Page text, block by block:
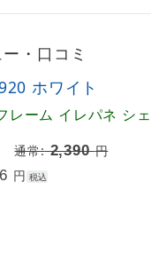
・口コミ
ホワイト
ーム イレパネ シェ
通常:2,390円
円 税込